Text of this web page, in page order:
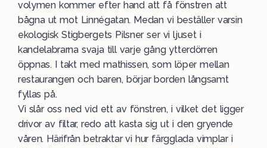
volymen kommer efter hand att få fönstren att
bågna ut mot Linnégatan. Medan vi beställer varsin
ekologisk Stigbergets Pilsner ser vi ljuset i
kandelabrarna svaja till varje gång ytterdörren
öppnas. I takt med mathissen, som löper mellan
restaurangen och baren, börjar borden långsamt
fyllas på.
Vi slår oss ned vid ett av fönstren, i vilket det ligger
drivor av filtar, redo att kasta sig ut i den gryende
våren. Härifrån betraktar vi hur färgglada vimplar i